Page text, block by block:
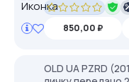
850,00 ₽
OLD UA PZRD